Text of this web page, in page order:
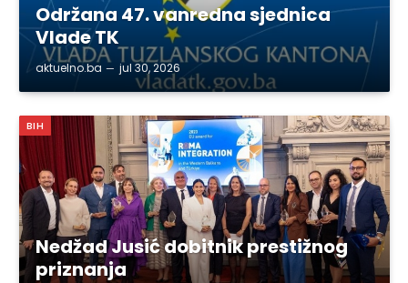
Održana 47. vanredna sjednica
Vlade TK
aktuelno.ba jul 30, 2026
BIH
Nedžad Jusić dobitnik prestižnog
priznanja